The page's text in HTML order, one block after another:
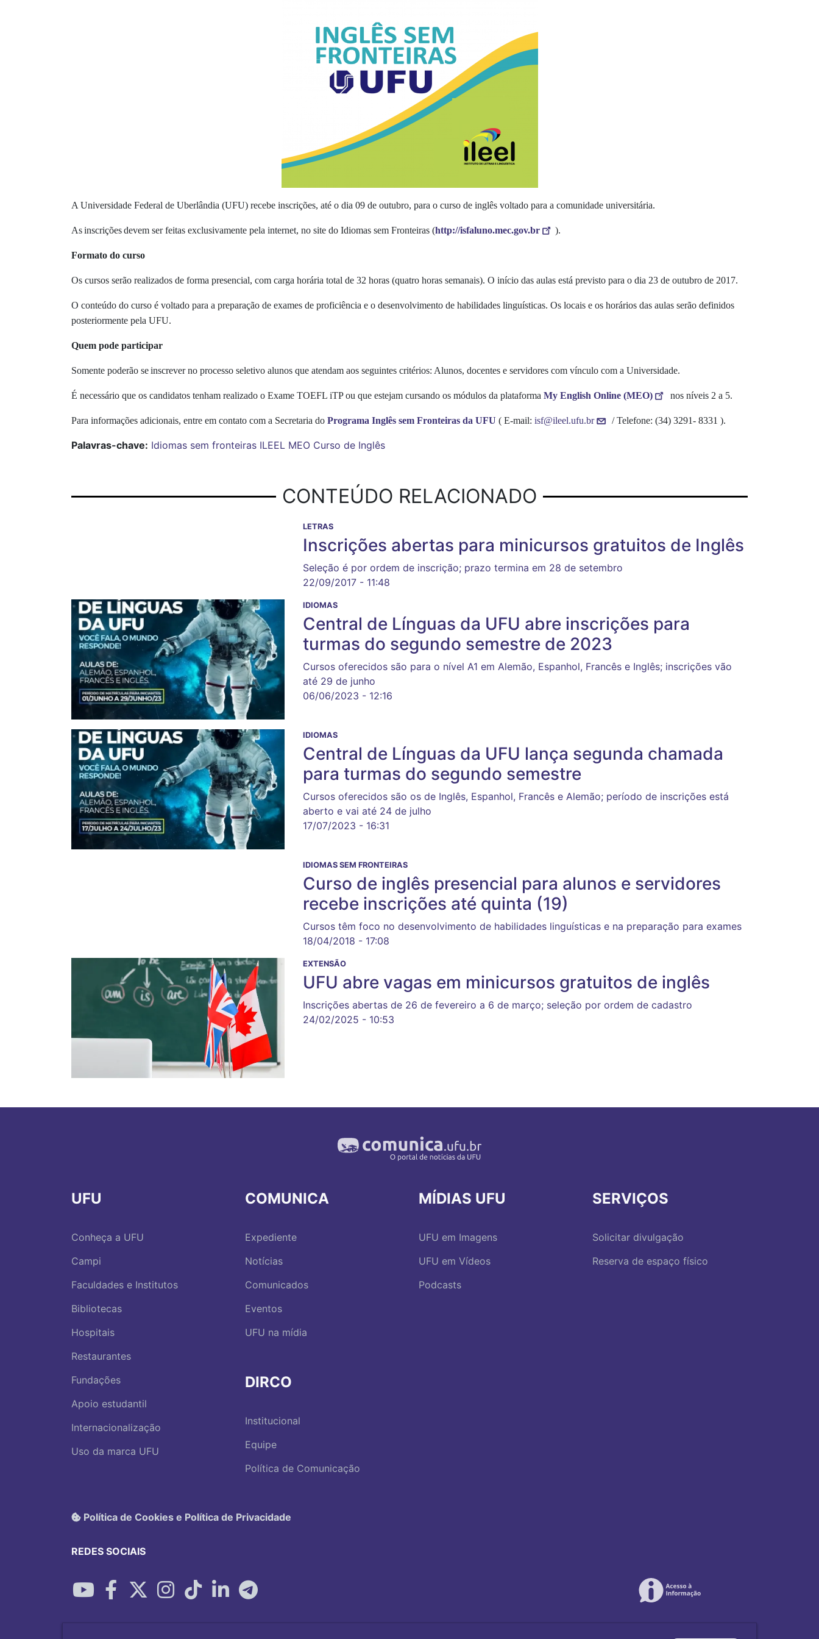
A Universidade Federal de Uberlândia (UFU) recebe inscrições, até o dia 09 de outubro, para o curso de inglês voltado para a comunidade universitária.
As inscrições devem ser feitas exclusivamente pela internet, no site do Idiomas sem Fronteiras (http://isfaluno.mec.gov.br ).
Formato do curso
Os cursos serão realizados de forma presencial, com carga horária total de 32 horas (quatro horas semanais). O início das aulas está previsto para o dia 23 de outubro de 2017.
O conteúdo do curso é voltado para a preparação de exames de proficiência e o desenvolvimento de habilidades linguísticas. Os locais e os horários das aulas serão definidos
posteriormente pela UFU.
Quem pode participar
Somente poderão se inscrever no processo seletivo alunos que atendam aos seguintes critérios: Alunos, docentes e servidores com vínculo com a Universidade.
É necessário que os candidatos tenham realizado o Exame TOEFL iTP ou que estejam cursando os módulos da plataforma My English Online (MEO) nos níveis 2 a 5.
Para informações adicionais, entre em contato com a Secretaria do Programa Inglês sem Fronteiras da UFU ( E-mail: isf@ileel.ufu.br / Telefone: (34) 3291- 8331 ).
Palavras-chave: Idiomas sem fronteiras ILEEL MEO Curso de Inglês
CONTEÚDO RELACIONADO
LETRAS
Inscrições abertas para minicursos gratuitos de Inglês
Seleção é por ordem de inscrição; prazo termina em 28 de setembro
22/09/2017 - 11:48
IDIOMAS
Central de Línguas da UFU abre inscrições para
turmas do segundo semestre de 2023
Cursos oferecidos são para o nível A1 em Alemão, Espanhol, Francês e Inglês; inscrições vão
até 29 de junho
06/06/2023 - 12:16
IDIOMAS
Central de Línguas da UFU lança segunda chamada
para turmas do segundo semestre
Cursos oferecidos são os de Inglês, Espanhol, Francês e Alemão; período de inscrições está
aberto e vai até 24 de julho
17/07/2023 - 16:31
IDIOMAS SEM FRONTEIRAS
Curso de inglês presencial para alunos e servidores
recebe inscrições até quinta (19)
Cursos têm foco no desenvolvimento de habilidades linguísticas e na preparação para exames
18/04/2018 - 17:08
EXTENSÃO
UFU abre vagas em minicursos gratuitos de inglês
Inscrições abertas de 26 de fevereiro a 6 de março; seleção por ordem de cadastro
24/02/2025 - 10:53
UFU
Conheça a UFU
Campi
Faculdades e Institutos
Bibliotecas
Hospitais
Restaurantes
Fundações
Apoio estudantil
Internacionalização
Uso da marca UFU
COMUNICA
Expediente
Notícias
Comunicados
Eventos
UFU na mídia
DIRCO
Institucional
Equipe
Política de Comunicação
MÍDIAS UFU
UFU em Imagens
UFU em Vídeos
Podcasts
SERVIÇOS
Solicitar divulgação
Reserva de espaço físico
Política de Cookies e Política de Privacidade
REDES SOCIAIS